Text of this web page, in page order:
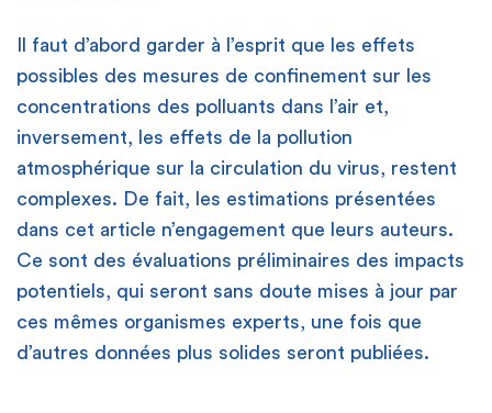
Il faut d’abord garder à l’esprit que les effets
possibles des mesures de confinement sur les
concentrations des polluants dans l’air et,
inversement, les effets de la pollution
atmosphérique sur la circulation du virus, restent
complexes. De fait, les estimations présentées
dans cet article n’engagement que leurs auteurs.
Ce sont des évaluations préliminaires des impacts
potentiels, qui seront sans doute mises à jour par
ces mêmes organismes experts, une fois que
d’autres données plus solides seront publiées.